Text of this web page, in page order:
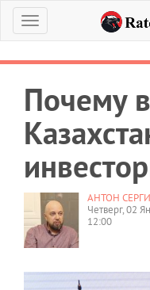
Меню
Почему
АНТОН
Четверг, 02
12:00